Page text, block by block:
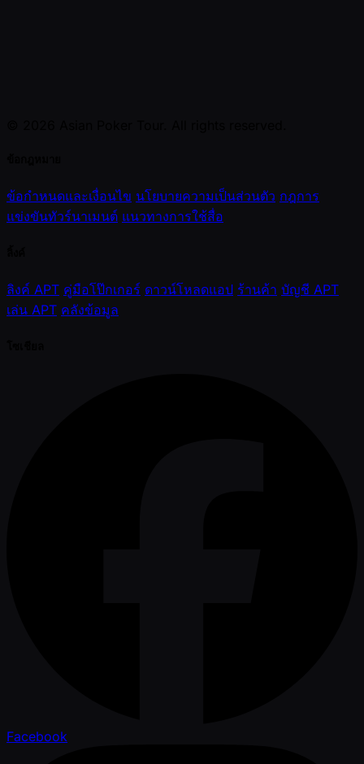
ข้อกำหนดและเงื่อนไข นโยบายความเป็นส่วนตัว กฎการ
แข่งขันทัวร์นาเมนต์ แนวทางการใช้สื่อ
ลิงค์ APT คู่มือโป๊กเกอร์ ดาวน์โหลดแอป ร้านค้า บัญชี APT
เล่น APT คลังข้อมูล
Facebook